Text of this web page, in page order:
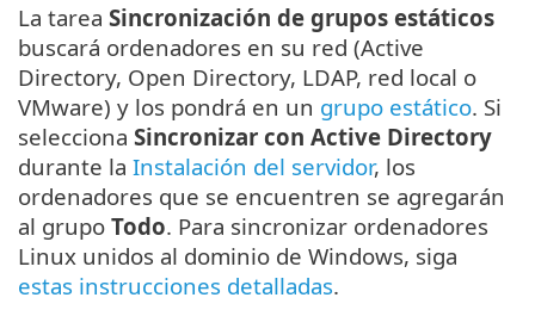
La tarea Sincronización de grupos estáticos
buscará ordenadores en su red (Active
Directory, Open Directory, LDAP, red local o
VMware) y los pondrá en un grupo estático. Si
selecciona Sincronizar con Active Directory
durante la Instalación del servidor, los
ordenadores que se encuentren se agregarán
al grupo Todo. Para sincronizar ordenadores
Linux unidos al dominio de Windows, siga
estas instrucciones detalladas.